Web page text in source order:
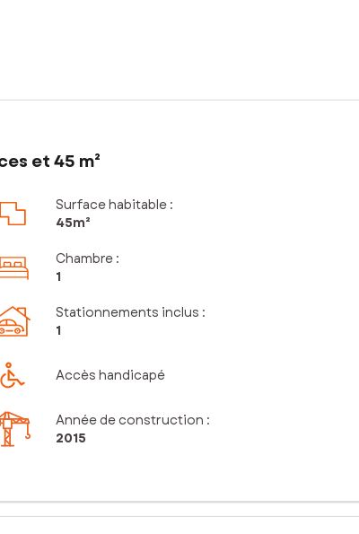
et 45 m²
Surface habitable :
45m²
Chambre:
1
Stationnements inclus :
1
Accès handicapé
Année de construction :
2015